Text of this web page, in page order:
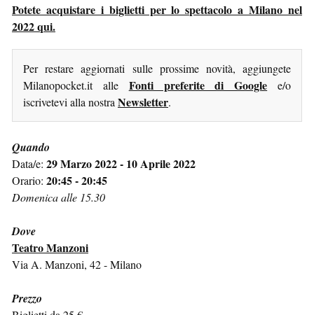
Potete acquistare i biglietti per lo spettacolo a Milano nel
2022 qui.
Per restare aggiornati sulle prossime novità, aggiungete
Milanopocket.it alle Fonti preferite di Google e/o
iscrivetevi alla nostra Newsletter.
Quando
Data/e: 29 Marzo 2022 - 10 Aprile 2022
Orario: 20:45 - 20:45
Domenica alle 15.30
Dove
Teatro Manzoni
Via A. Manzoni, 42 - Milano
Prezzo